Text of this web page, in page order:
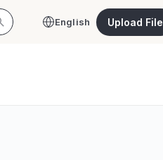
English Upload File